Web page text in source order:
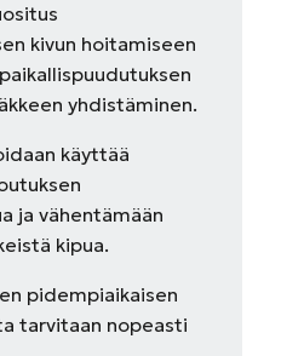
kivun hoitamiseen
yhdistäminen.
käyttää
ja vähentämään
kipua.
pidempiaikaisen
tarvitaan nopeasti